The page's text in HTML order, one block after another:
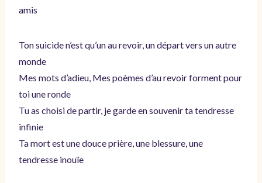
amis
Ton suicide n’est qu’un au revoir, un départ vers un autre
monde
Mes mots d’adieu, Mes poèmes d’au revoir forment pour
toi une ronde
Tu as choisi de partir, je garde en souvenir ta tendresse
infinie
Ta mort est une douce prière, une blessure, une
tendresse inouïe